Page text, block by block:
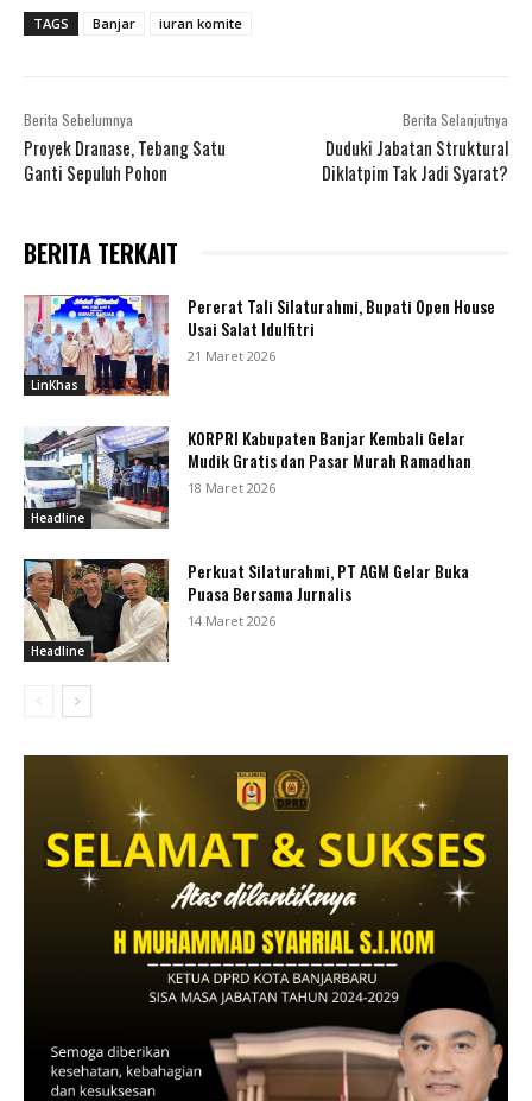
TAGS Banjar iuran komite
Berita Sebelumnya
Proyek Dranase, Tebang Satu
Ganti Sepuluh Pohon
Berita Selanjutnya
Duduki Jabatan Struktural
Diklatpim Tak Jadi Syarat?
BERITA TERKAIT
LinKhas
Pererat Tali Silaturahmi, Bupati Open House
Usai Salat Idulfitri
21 Maret 2026
Headline
KORPRI Kabupaten Banjar Kembali Gelar
Mudik Gratis dan Pasar Murah Ramadhan
18 Maret 2026
Headline
Perkuat Silaturahmi, PT AGM Gelar Buka
Puasa Bersama Jurnalis
14 Maret 2026